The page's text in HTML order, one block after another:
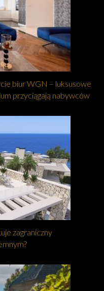
biur WGN – luksusowe
przyciągają nabywców
zagraniczny